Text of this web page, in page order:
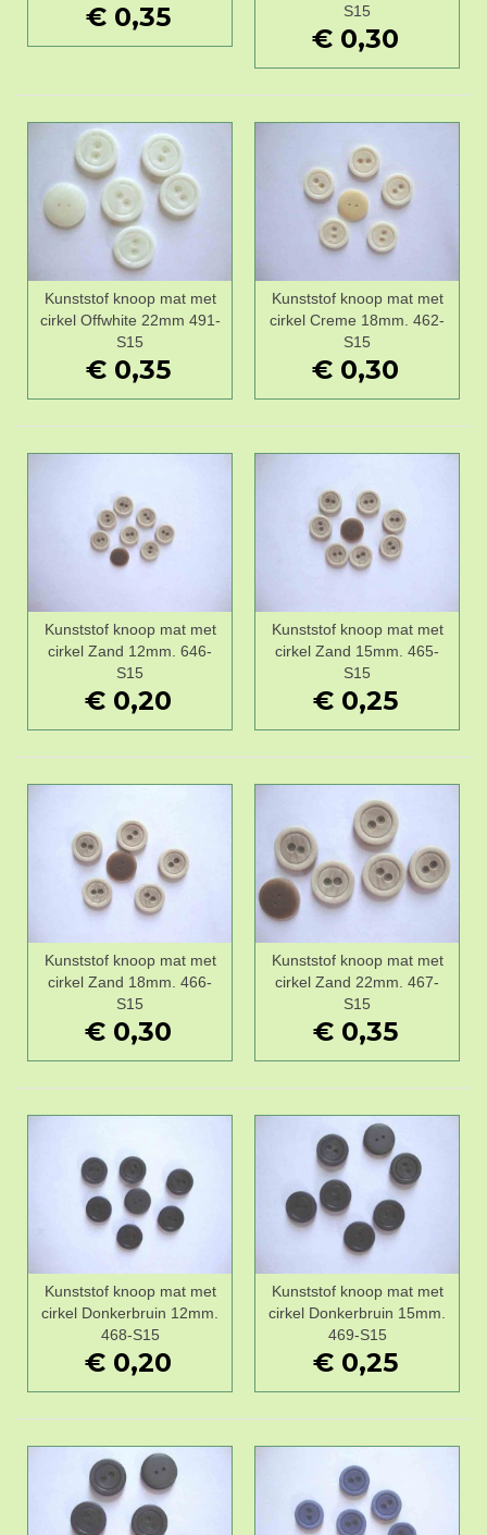
€ 0,35
S15
€ 0,30
Kunststof knoop mat met
cirkel Offwhite 22mm 491-
S15
€ 0,35
Kunststof knoop mat met
cirkel Creme 18mm. 462-
S15
€ 0,30
Kunststof knoop mat met
cirkel Zand 12mm. 646-
S15
€ 0,20
Kunststof knoop mat met
cirkel Zand 15mm. 465-
S15
€ 0,25
Kunststof knoop mat met
cirkel Zand 18mm. 466-
S15
€ 0,30
Kunststof knoop mat met
cirkel Zand 22mm. 467-
S15
€ 0,35
Kunststof knoop mat met
cirkel Donkerbruin 12mm.
468-S15
€ 0,20
Kunststof knoop mat met
cirkel Donkerbruin 15mm.
469-S15
€ 0,25